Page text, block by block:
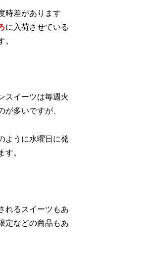
時差があります
に入荷させている
。
スイーツは毎週火
が多いですが、
ように水曜日に発
す。
れるスイーツもあ
定などの商品もあ